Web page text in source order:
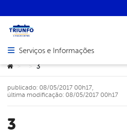
Abrir menu principal de navegação
Serviços e Informações
Você está aqui:
> > 3
3
publicado: 08/05/2017 00h17,
última modificação: 08/05/2017 00h17